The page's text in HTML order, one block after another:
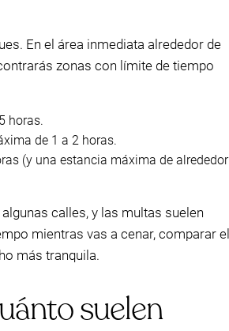
En el área inmediata alrededor de
zonas con límite de tiempo
horas.
de 1 a 2 horas.
(y una estancia máxima de alrededor
calles, y las multas suelen
mientras vas a cenar, comparar el
más tranquila.
suelen